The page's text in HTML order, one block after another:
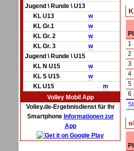
Jugend \ Runde \ U13
KL U13
w
KL Gr.1
w
KL Gr. 2
w
KL Gr. 3
w
Jugend \ Runde \ U15
KL N U15
w
KL S U15
w
KL U15
m
Volley Mobil App
Volley.de-Ergebnisdienst für Ihr
Smartphone Informationen zur
App
1
2
3
4
5
6